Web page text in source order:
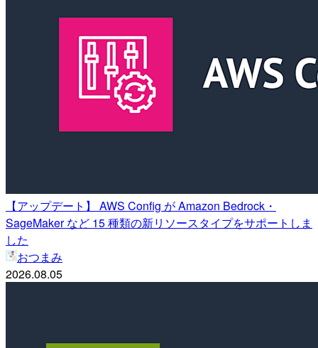
【アップデート】 AWS Config が Amazon Bedrock・
SageMaker など 15 種類の新リソースタイプをサポートしま
した
おつまみ
2026.08.05